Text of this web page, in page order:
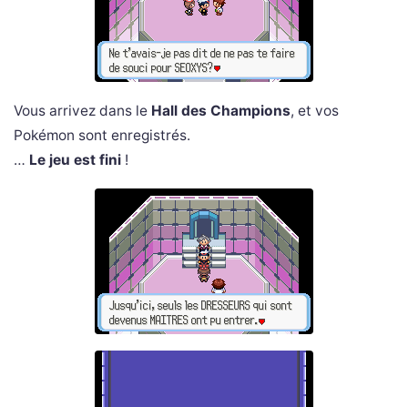
Vous arrivez dans le Hall des Champions, et vos
Pokémon sont enregistrés.
… Le jeu est fini !